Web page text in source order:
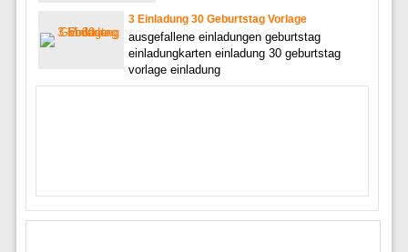
3 Einladung 30 Geburtstag Vorlage
ausgefallene einladungen geburtstag
einladungkarten einladung 30 geburtstag
vorlage einladung